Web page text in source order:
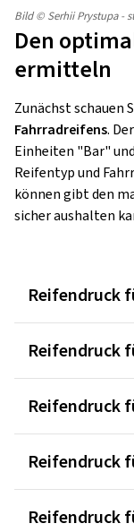
Bild © Serhii Prystupa -
Den
ermitteln
Zunächst schauen
Fahrradreifens.
Einheiten "Bar"
Reifentyp und
können gibt den
sicher aushalten
Reifendruck
Reifendruck
Reifendruck
Reifendruck
Reifendruck